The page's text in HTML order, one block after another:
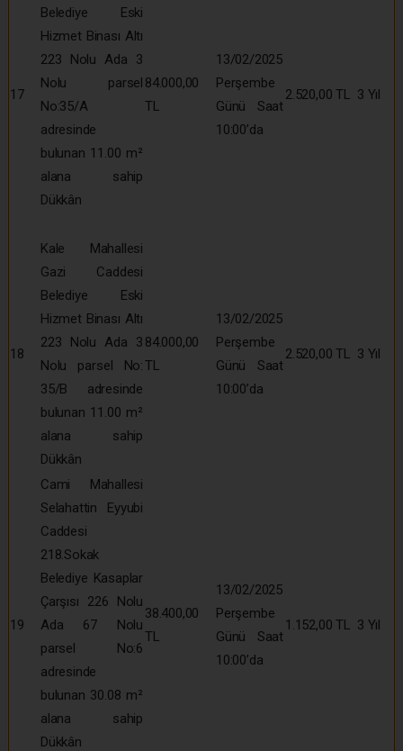
17
Belediye Eski
Hizmet Binası Altı
223 Nolu Ada 3
Nolu parsel
No:35/A
adresinde
bulunan 11.00 m²
alana sahip
Dükkân
84.000,00
TL
13/02/2025
Perşembe
Günü Saat
10:00’da
2.520,00 TL 3 Yıl
18
Kale Mahallesi
Gazi Caddesi
Belediye Eski
Hizmet Binası Altı
223 Nolu Ada 3
Nolu parsel No:
35/B adresinde
bulunan 11.00 m²
alana sahip
Dükkân
84.000,00
TL
13/02/2025
Perşembe
Günü Saat
10:00’da
2.520,00 TL 3 Yıl
19
Cami Mahallesi
Selahattin Eyyubi
Caddesi
218.Sokak
Belediye Kasaplar
Çarşısı 226 Nolu
Ada 67 Nolu
parsel No:6
adresinde
bulunan 30.08 m²
alana sahip
Dükkân
38.400,00
TL
13/02/2025
Perşembe
Günü Saat
10:00’da
1.152,00 TL 3 Yıl